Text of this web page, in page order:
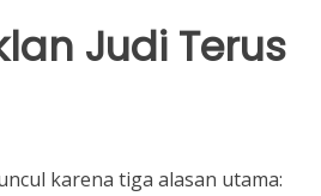
Judi Terus
karena tiga alasan utama: